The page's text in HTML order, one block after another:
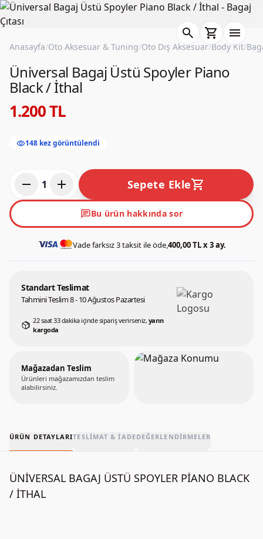
search shopping_cart menu
Anasayfa/Oto Aksesuar & Tuning/Oto Dış Aksesuar/Body Kit/
Üniversal Bagaj Üstü Spoyler Piano
Black / İthal
1.200 TL
visibility148 kez görüntülendi
remove 1 add Sepete Ekleshopping_cart
chatBu ürün hakkında sor
Vade farksız 3 taksit ile öde,400,00 TL x 3 ay.
Standart Teslimat
Tahmini Teslim 8 - 10 Ağustos Pazartesi
22 saat 33 dakika içinde sipariş verirseniz, yarın
kargoda
Mağazadan Teslim
Ürünleri mağazamızdan teslim
alabilirsiniz.
ÜRÜN DETAYLARITESLIMAT & İADEDEĞERLENDIRMELER
ÜNİVERSAL BAGAJ ÜSTÜ SPOYLER PİANO BLACK
/ İTHAL